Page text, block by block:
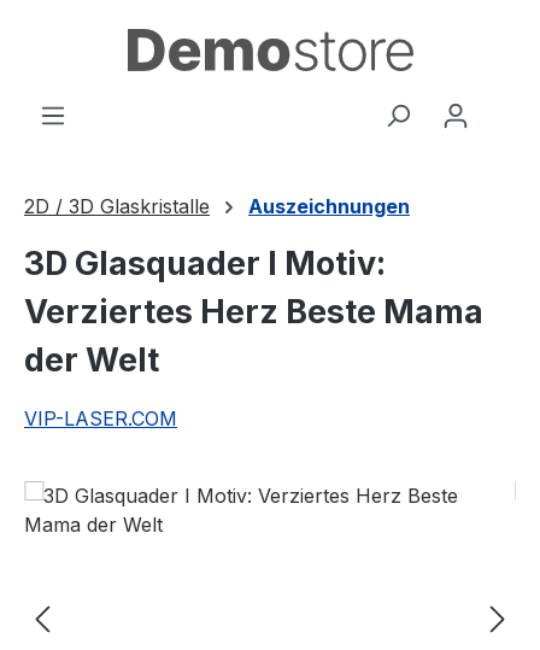
Zum Hauptinhalt springen
2D / 3D Glaskristalle Auszeichnungen
3D Glasquader I Motiv:
Verziertes Herz Beste Mama
der Welt
VIP-LASER.COM
Bildergalerie überspringen